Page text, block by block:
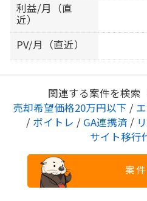
利益/月（直
近）
PV/月（直近）
関連する案件を検索
売却希望価格20万円以下 /
/ ボイトレ / GA連携済 /
サイト移行
案